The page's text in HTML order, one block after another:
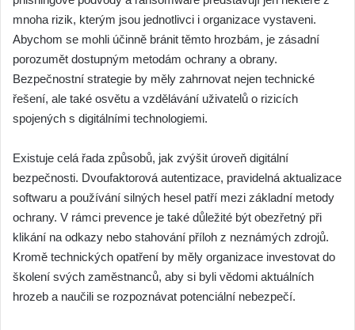
mnoha rizik, kterým jsou jednotlivci i organizace vystaveni.
Abychom se mohli účinně bránit těmto hrozbám, je zásadní
porozumět dostupným metodám ochrany a obrany.
Bezpečnostní strategie by měly zahrnovat nejen technické
řešení, ale také osvětu a vzdělávání uživatelů o rizicích
spojených s digitálními technologiemi.
Existuje celá řada způsobů, jak zvýšit úroveň digitální
bezpečnosti. Dvoufaktorová autentizace, pravidelná aktualizace
softwaru a používání silných hesel patří mezi základní metody
ochrany. V rámci prevence je také důležité být obezřetný při
klikání na odkazy nebo stahování příloh z neznámých zdrojů.
Kromě technických opatření by měly organizace investovat do
školení svých zaměstnanců, aby si byli vědomi aktuálních
hrozeb a naučili se rozpoznávat potenciální nebezpečí.